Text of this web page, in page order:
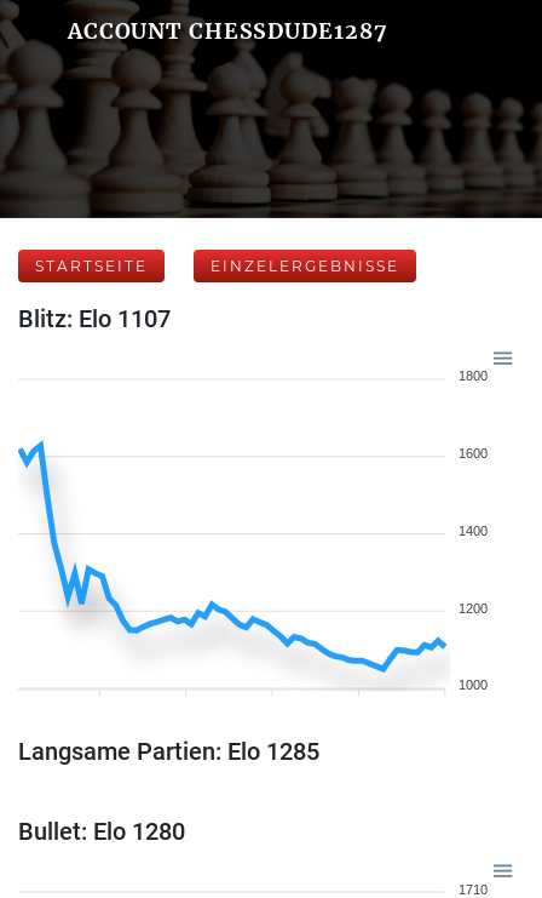
ACCOUNT CHESSDUDE1287
STARTSEITE EINZELERGEBNISSE
Blitz: Elo 1107
1800
1600
1400
1200
1000
Langsame Partien: Elo 1285
Bullet: Elo 1280
1710